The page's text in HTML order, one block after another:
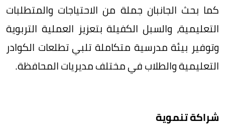
كما بحث الجانبان جملة من الاحتياجات والمتطلبات
التعليمية، والسبل الكفيلة بتعزيز العملية التربوية
وتوفير بيئة مدرسية متكاملة تلبي تطلعات الكوادر
التعليمية والطلاب في مختلف مديريات المحافظة.
​شراكة تنموية